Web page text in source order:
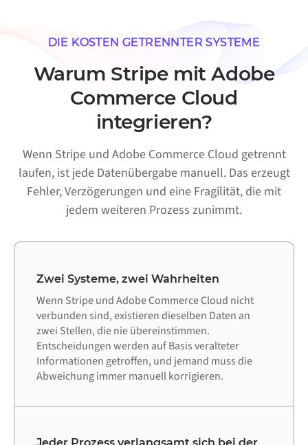
DIE KOSTEN GETRENNTER SYSTEME
Warum Stripe mit Adobe
Commerce Cloud
integrieren?
Wenn Stripe und Adobe Commerce Cloud getrennt
laufen, ist jede Datenübergabe manuell. Das erzeugt
Fehler, Verzögerungen und eine Fragilität, die mit
jedem weiteren Prozess zunimmt.
Zwei Systeme, zwei Wahrheiten
Wenn Stripe und Adobe Commerce Cloud nicht
verbunden sind, existieren dieselben Daten an
zwei Stellen, die nie übereinstimmen.
Entscheidungen werden auf Basis veralteter
Informationen getroffen, und jemand muss die
Abweichung immer manuell korrigieren.